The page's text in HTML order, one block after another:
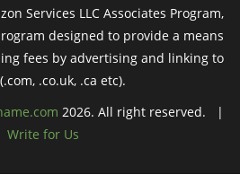
Services LLC Associates Program,
designed to provide a means
fees by advertising and linking to
.co.uk, .ca etc).
2026. All right reserved. |
Write for Us